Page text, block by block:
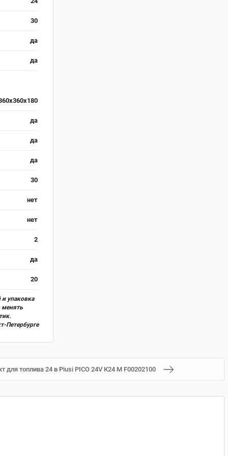
30
да
да
да
да
да
30
нет
нет
2
да
20
упаковка
менять
Петербурге
для топлива 24 в Piusi PICO 24V К24 М F00202100